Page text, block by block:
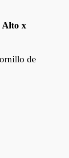
Alto x
de